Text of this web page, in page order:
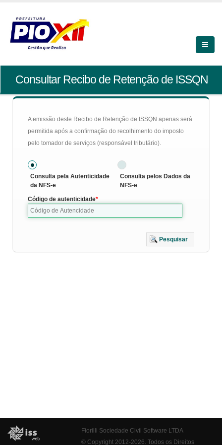
Consultar Recibo de Retenção de ISSQN
A emissão deste Recibo de Retenção de ISSQN apenas será
permitida após a confirmação do recolhimento do imposto
pelo tomador de serviços (responsável tributário).
Consulta pela Autenticidade
da NFS-e
Consulta pelos Dados da
NFS-e
Código de autenticidade
Pesquisar
Fiorilli Sociedade Civil Software LTDA
© Copyright 2012-2026. Todos os Direitos